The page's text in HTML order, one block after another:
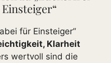
für Einsteiger“
Klarheit
wertvoll sind die